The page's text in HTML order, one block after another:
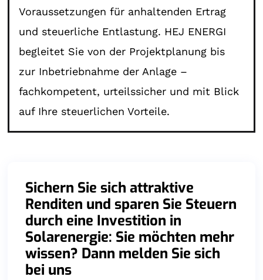
Voraussetzungen für anhaltenden Ertrag
und steuerliche Entlastung. HEJ ENERGI
begleitet Sie von der Projektplanung bis
zur Inbetriebnahme der Anlage –
fachkompetent, urteilssicher und mit Blick
auf Ihre steuerlichen Vorteile.
Sichern Sie sich attraktive
Renditen und sparen Sie Steuern
durch eine Investition in
Solarenergie: Sie möchten mehr
wissen? Dann melden Sie sich
bei uns